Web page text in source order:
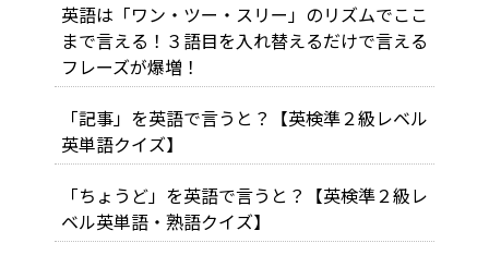
英語は「ワン・ツー・スリー」のリズムでここ
まで言える！３語目を入れ替えるだけで言える
フレーズが爆増！
「記事」を英語で言うと？【英検準２級レベル
英単語クイズ】
「ちょうど」を英語で言うと？【英検準２級レ
ベル英単語・熟語クイズ】